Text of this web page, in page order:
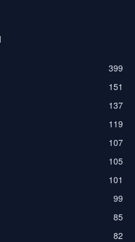
399
151
137
119
107
105
101
99
85
82